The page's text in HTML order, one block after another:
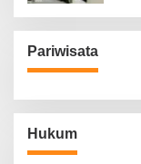
Pariwisata
Hukum